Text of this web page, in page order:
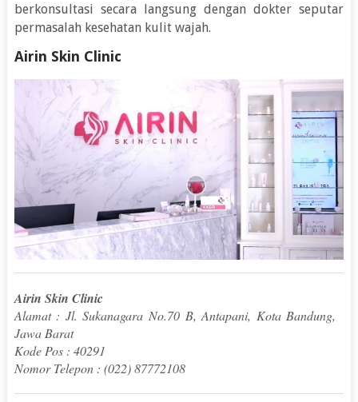
berkonsultasi secara langsung dengan dokter seputar
permasalah kesehatan kulit wajah.
Airin Skin Clinic
Airin Skin Clinic
Alamat : Jl. Sukanagara No.70 B, Antapani, Kota Bandung,
Jawa Barat
Kode Pos : 40291
Nomor Telepon : (022) 87772108